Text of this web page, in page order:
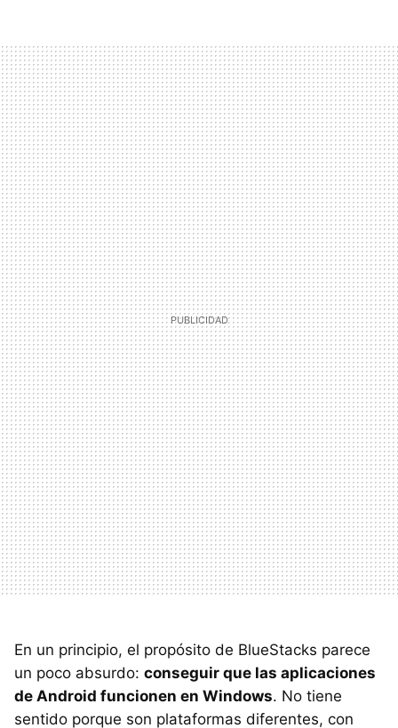
En un principio, el propósito de BlueStacks parece
un poco absurdo: conseguir que las aplicaciones
de Android funcionen en Windows. No tiene
sentido porque son plataformas diferentes, con